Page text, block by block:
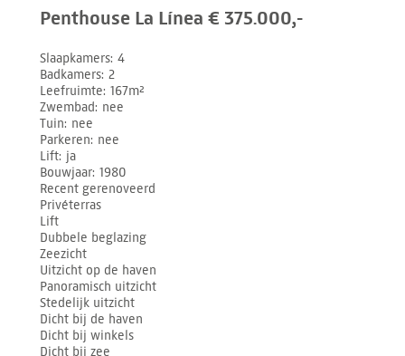
Penthouse La Línea € 375.000,-
Slaapkamers 4
Badkamers 2
Leefruimte 167m²
Zwembad nee
Tuin nee
Parkeren nee
Lift ja
Bouwjaar 1980
Recent gerenoveerd
Privéterras
Lift
Dubbele beglazing
Zeezicht
Uitzicht op de haven
Panoramisch uitzicht
Stedelijk uitzicht
Dicht bij de haven
Dicht bij winkels
Dicht bij zee